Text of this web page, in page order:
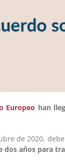
Europeo han
de 2020,
años para